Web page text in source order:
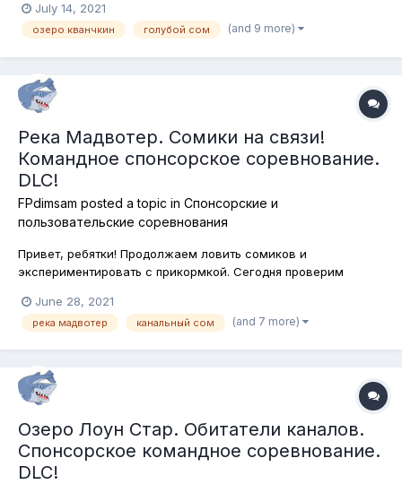
все виды сомов с подставками для удилищ на любые снасти
и приманки-наживки! Мы ловили здесь сомиков в основном
July 14, 2021
озеро кванчкин голубой сом (and 9 more)
Река Мадвотер. Сомики на связи!
Командное спонсорское соревнование.
DLC!
FPdimsam posted a topic in Спонсорские и
пользовательские соревнования
Привет, ребятки! Продолжаем ловить сомиков и
экспериментировать с прикормкой. Сегодня проверим
водится два вида сомиков - канальный и чёрный. Ловить
будем на любые снасти, согласно условиям соревнования.
June 28, 2021
река мадвотер канальный сом (and 7 more)
Озеро Лоун Стар. Обитатели каналов.
Спонсорское командное соревнование.
DLC!